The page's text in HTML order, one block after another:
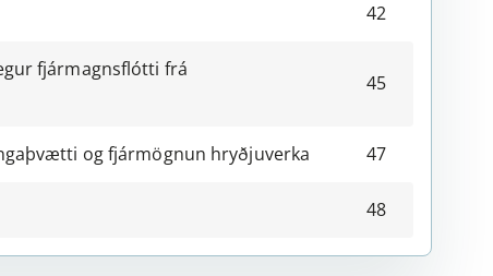
42
fjármagnsflótti frá
45
og fjármögnun hryðjuverka 47
48